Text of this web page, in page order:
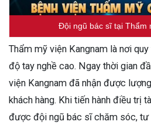
Đội ngũ bác sĩ tại Thẩm
Thẩm mỹ viện Kangnam là nơi
độ tay nghề cao. Ngay thời gian
viện Kangnam đã nhận được
khách hàng. Khi tiến hành điều trị
được đội ngũ bác sĩ chăm sóc, tư